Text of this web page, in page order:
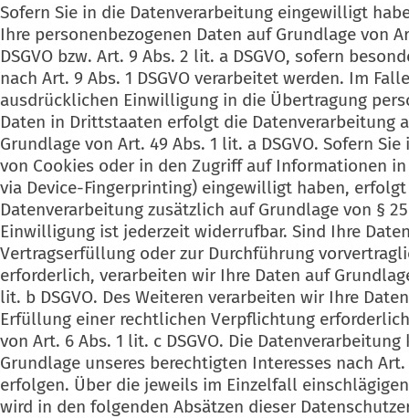
Sofern Sie in die Datenverarbeitung eingewilligt
Ihre personenbezogenen Daten auf Grundlage von
DSGVO bzw. Art. 9 Abs. 2 lit. a DSGVO, sofern
nach Art. 9 Abs. 1 DSGVO verarbeitet werden. Im
ausdrücklichen Einwilligung in die Übertragung
Daten in Drittstaaten erfolgt die Datenverarbeitung
Grundlage von Art. 49 Abs. 1 lit. a DSGVO. Sofern
von Cookies oder in den Zugriff auf Informationen in
via Device-Fingerprinting) eingewilligt haben,
Datenverarbeitung zusätzlich auf Grundlage von § 25
Einwilligung ist jederzeit widerrufbar. Sind Ihre
Vertragserfüllung oder zur Durchführung
erforderlich, verarbeiten wir Ihre Daten auf
lit. b DSGVO. Des Weiteren verarbeiten wir Ihre
Erfüllung einer rechtlichen Verpflichtung
von Art. 6 Abs. 1 lit. c DSGVO. Die
Grundlage unseres berechtigten Interesses nach Art.
erfolgen. Über die jeweils im Einzelfall
wird in den folgenden Absätzen dieser